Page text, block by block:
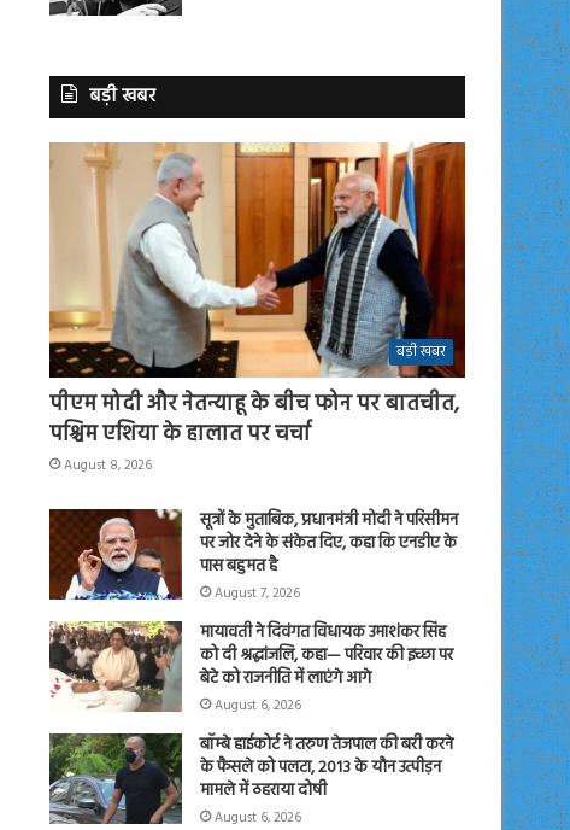
बड़ी खबर
बड़ी खबर
पीएम मोदी और नेतन्याहू के बीच फोन पर बातचीत,
पश्चिम एशिया के हालात पर चर्चा
August 8, 2026
सूत्रों के मुताबिक, प्रधानमंत्री मोदी ने परिसीमन
पर जोर देने के संकेत दिए, कहा कि एनडीए के
पास बहुमत है
August 7, 2026
मायावती ने दिवंगत विधायक उमाशंकर सिंह
को दी श्रद्धांजलि, कहा— परिवार की इच्छा पर
बेटे को राजनीति में लाएंगे आगे
August 6, 2026
बॉम्बे हाईकोर्ट ने तरुण तेजपाल की बरी करने
के फैसले को पलटा, 2013 के यौन उत्पीड़न
मामले में ठहराया दोषी
August 6, 2026